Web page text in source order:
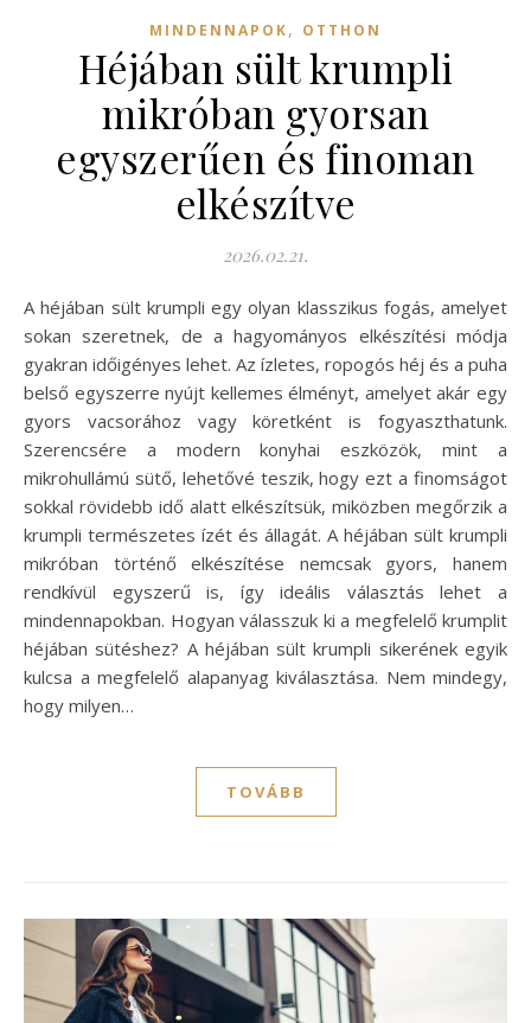
MINDENNAPOK, OTTHON
Héjában sült krumpli
mikróban gyorsan
egyszerűen és finoman
elkészítve
2026.02.21.
A héjában sült krumpli egy olyan klasszikus fogás, amelyet
sokan szeretnek, de a hagyományos elkészítési módja
gyakran időigényes lehet. Az ízletes, ropogós héj és a puha
belső egyszerre nyújt kellemes élményt, amelyet akár egy
gyors vacsorához vagy köretként is fogyaszthatunk.
Szerencsére a modern konyhai eszközök, mint a
mikrohullámú sütő, lehetővé teszik, hogy ezt a finomságot
sokkal rövidebb idő alatt elkészítsük, miközben megőrzik a
krumpli természetes ízét és állagát. A héjában sült krumpli
mikróban történő elkészítése nemcsak gyors, hanem
rendkívül egyszerű is, így ideális választás lehet a
mindennapokban. Hogyan válasszuk ki a megfelelő krumplit
héjában sütéshez? A héjában sült krumpli sikerének egyik
kulcsa a megfelelő alapanyag kiválasztása. Nem mindegy,
hogy milyen…
TOVÁBB